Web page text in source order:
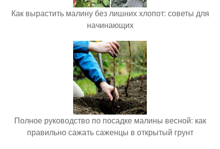
Как вырастить малину без лишних хлопот: советы для
начинающих
Полное руководство по посадке малины весной: как
правильно сажать саженцы в открытый грунт